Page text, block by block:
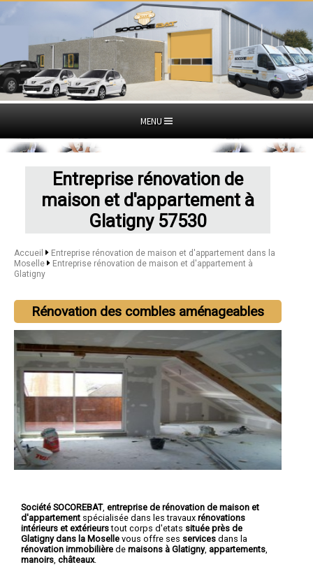
MENU
Entreprise rénovation de
maison et d'appartement à
Glatigny 57530
Accueil
Entreprise rénovation de maison et d'appartement dans la
Moselle
Entreprise rénovation de maison et d'appartement à
Glatigny
Rénovation des combles aménageables
Société SOCOREBAT, entreprise de rénovation de maison et
d'appartement spécialisée dans les travaux rénovations
intérieurs et extérieurstout corps d'etats située près de
Glatigny dans la Moselle vous offre ses services dans la
rénovation immobilière de maisons à Glatigny, appartements
manoirs châteaux.